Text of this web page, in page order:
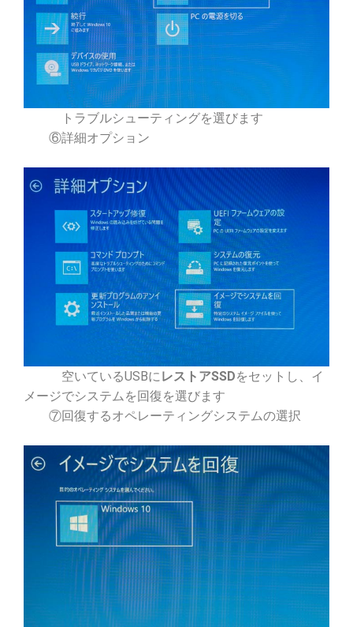
トラブルシューティングを選びます
⑥詳細オプション
空いているUSBに レストアSSDをセットし、イ
メージでシステムを回復を選びます
⑦回復するオペレーティングシステムの選択